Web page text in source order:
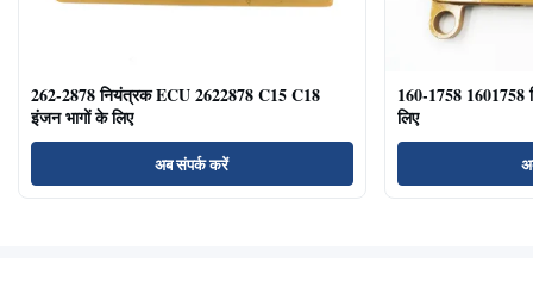
262-2878 नियंत्रक ECU 2622878 C15 C18
इंजन भागों के लिए
अब संपर्क करें
160-1758
लिए